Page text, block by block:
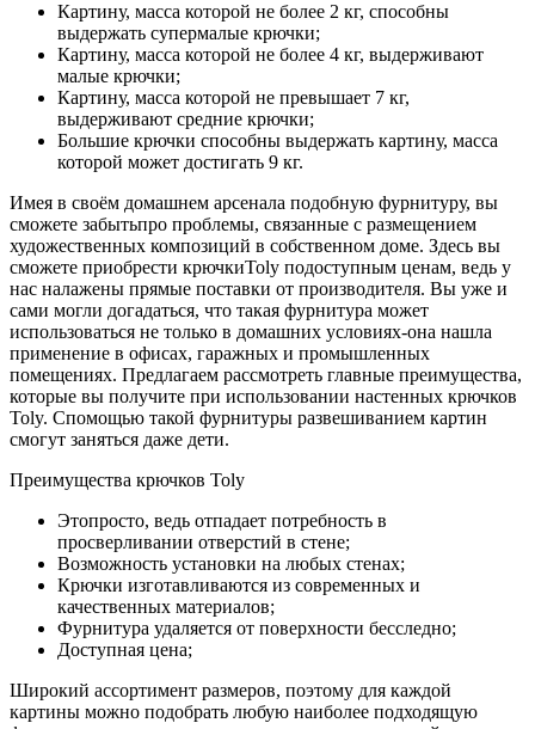
Картину, масса которой не более 2 кг, способны
выдержать супермалые крючки;
Картину, масса которой не более 4 кг, выдерживают
малые крючки;
Картину, масса которой не превышает 7 кг,
выдерживают средние крючки;
Большие крючки способны выдержать картину, масса
которой может достигать 9 кг.
Имея в своём домашнем арсенала подобную фурнитуру, вы
сможете забытьпро проблемы, связанные с размещением
художественных композиций в собственном доме. Здесь вы
сможете приобрести крючкиToly подоступным ценам, ведь у
нас налажены прямые поставки от производителя. Вы уже и
сами могли догадаться, что такая фурнитура может
использоваться не только в домашних условиях-она нашла
применение в офисах, гаражных и промышленных
помещениях. Предлагаем рассмотреть главные преимущества,
которые вы получите при использовании настенных крючков
Toly. Спомощью такой фурнитуры развешиванием картин
смогут заняться даже дети.
Преимущества крючков Toly
Этопросто, ведь отпадает потребность в
просверливании отверстий в стене;
Возможность установки на любых стенах;
Крючки изготавливаются из современных и
качественных материалов;
Фурнитура удаляется от поверхности бесследно;
Доступная цена;
Широкий ассортимент размеров, поэтому для каждой
картины можно подобрать любую наиболее подходящую